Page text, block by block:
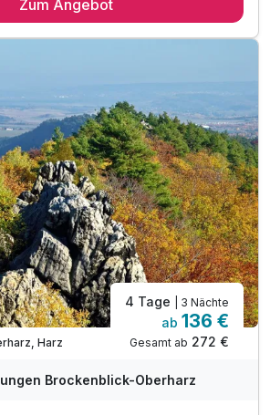
Frühstücksbuffet
auf Wunsch
und Teebar
Zum Angebot
Harz
4 Tage | 3 Nächte
ab 136 €
Gesamt ab 272 €
Brockenblick-Oberharz